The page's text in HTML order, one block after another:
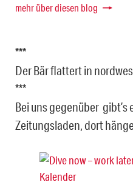
mehr über diesen blog
***
Der Bär flattert in
***
Bei uns gegenüber gibt’s
Zeitungsladen, dort